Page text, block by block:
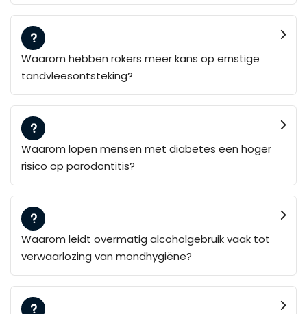
Waarom hebben rokers meer kans op ernstige
tandvleesontsteking?
Waarom lopen mensen met diabetes een hoger
risico op parodontitis?
Waarom leidt overmatig alcoholgebruik vaak tot
verwaarlozing van mondhygiëne?